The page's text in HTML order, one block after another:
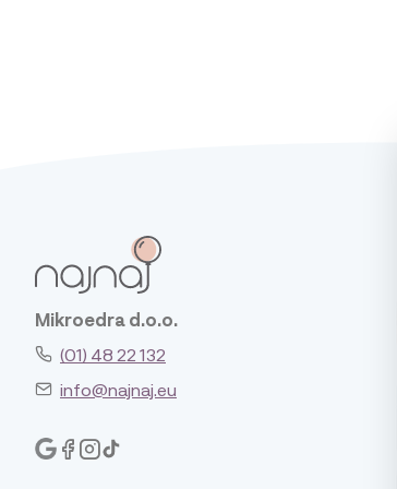
Mikroedra d.o.o.
(01) 48 22 132
info@najnaj.eu